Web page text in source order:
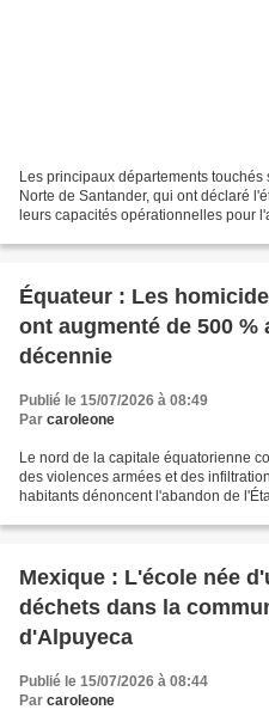
Les principaux départements
Norte de Santander, qui ont déclaré
leurs capacités opérationnelles pour
Équateur : Les
ont augmenté de 500
décennie
Publié le 15/07/2026 à 08:49
Par caroleone
Le nord de la capitale équatorienne
des violences armées et des
habitants dénoncent l'abandon de
Mexique : L'école née
déchets dans la
d'Alpuyeca
Publié le 15/07/2026 à 08:44
Par caroleone